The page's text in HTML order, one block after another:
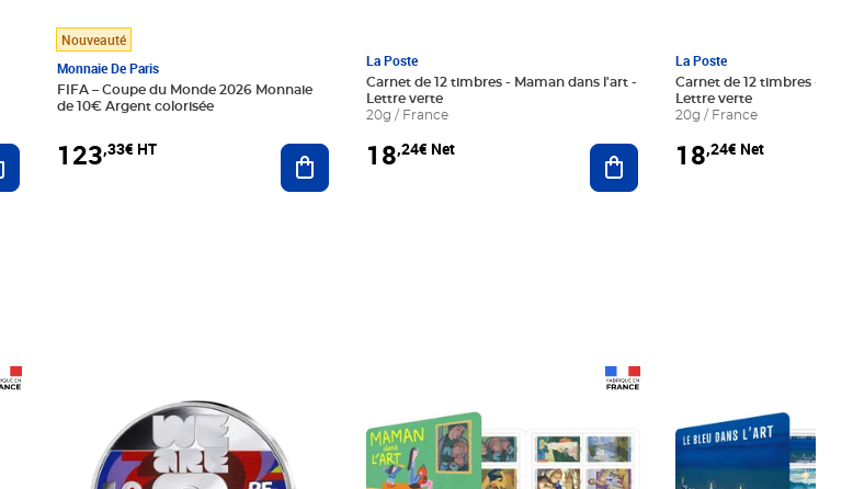
Ajouter au panier
Nouveauté
Monnaie De Paris
FIFA – Coupe du Monde 2026 Monnaie
de 10€ Argent colorisée
123,33€ HT Ajouter au panier
La Poste
Carnet de 12 timbres - Maman dans l'art -
Lettre verte
20g / France
18,24€ Net Ajouter au panier
La Poste
Carnet de 12 timbres - Le
Lettre verte
20g / France
18,24€ Net